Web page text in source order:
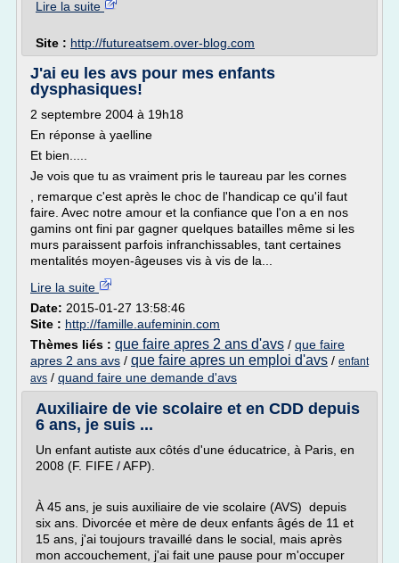
Lire la suite
Site : http://futureatsem.over-blog.com
J'ai eu les avs pour mes enfants
dysphasiques!
2 septembre 2004 à 19h18
En réponse à yaelline
Et bien.....
Je vois que tu as vraiment pris le taureau par les cornes
, remarque c'est après le choc de l'handicap ce qu'il faut
faire. Avec notre amour et la confiance que l'on a en nos
gamins ont fini par gagner quelques batailles même si les
murs paraissent parfois infranchissables, tant certaines
mentalités moyen-âgeuses vis à vis de la...
Lire la suite
Date: 2015-01-27 13:58:46
Site : http://famille.aufeminin.com
Thèmes liés : que faire apres 2 ans d'avs / que faire
apres 2 ans avs / que faire apres un emploi d'avs / enfant
avs / quand faire une demande d'avs
Auxiliaire de vie scolaire et en CDD depuis
6 ans, je suis ...
Un enfant autiste aux côtés d'une éducatrice, à Paris, en
2008 (F. FIFE / AFP).
À 45 ans, je suis auxiliaire de vie scolaire (AVS) depuis
six ans. Divorcée et mère de deux enfants âgés de 11 et
15 ans, j'ai toujours travaillé dans le social, mais après
mon accouchement, j'ai fait une pause pour m'occuper